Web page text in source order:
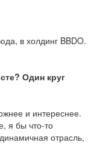
в холдинг BBDO.
Один круг
и интереснее.
я бы что-то
отрасль,